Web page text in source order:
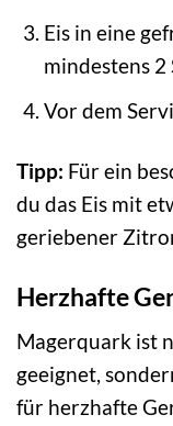
Eis in eine
mindestens 2
Vor dem
Tipp: Für ein
du das Eis mit
geriebener
Herzhafte
Magerquark ist
geeignet,
für herzhafte